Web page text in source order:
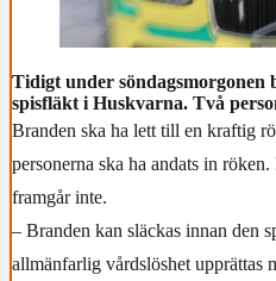
Tidigt under söndagsmorgonen
spisfläkt i Huskvarna. Två
Branden ska ha lett till en kraftig
personerna ska ha andats in
framgår inte.
– Branden kan släckas innan den
allmänfarlig vårdslöshet upprättas